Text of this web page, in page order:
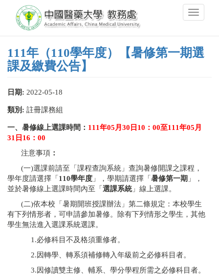
內
Toggle
111年（110學年度）【暑修第一期選
課及繳費公告】
日期: 2022-05-18
類別: 註冊課務組
一、暑修線上選課時間： 111年05 月 30 日 10 ： 00至111年05 月
31 日 16 ： 00
注意事項 ：
(一)選課前請至「課程查詢系統」查詢暑修開課之課程，
學年度請選擇「 110學年度 」，學期請選擇「 暑修第一期 」，
並於暑修線上選課時間內至「 選課系統」線上選課。
(二)依本校「暑期開班授課辦法」第二條規定：本校學生
有下列情形者，可申請參加暑修。除有下列情形之學生，其他
學生無法進入選課系統選課。
1.必修科目不及格須重修者。
2.因轉學、轉系須補修轉入年級前之必修科目者。
3.因修讀雙主修、輔系、學分學程所需之必修科目者。